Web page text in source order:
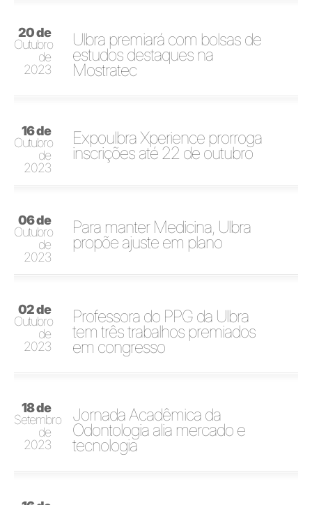
20 de
Outubro
de
2023
Ulbra premiará com bolsas de
estudos destaques na
Mostratec
16 de
Outubro
de
2023
Expoulbra Xperience prorroga
inscrições até 22 de outubro
06 de
Outubro
de
2023
Para manter Medicina, Ulbra
propõe ajuste em plano
02 de
Outubro
de
2023
Professora do PPG da Ulbra
tem três trabalhos premiados
em congresso
18 de
Setembro
de
2023
Jornada Acadêmica da
Odontologia alia mercado e
tecnologia